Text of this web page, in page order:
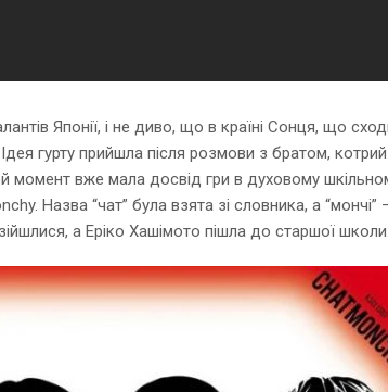
Японії, і не диво, що в країні Сонця, що
гурту прийшла після розмови з братом,
момент вже мала досвід гри в духовому
Назва “чат” була взята зі словника, а
а Еріко Хашімото пішла до старшої школи.